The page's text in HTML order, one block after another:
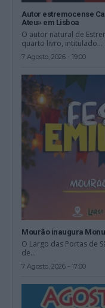
Autor estremocense
Ateu» em Lisboa
O autor natural de
quarto livro, intitulado...
7 Agosto, 2026 - 19:00
Mourão inaugura
O Largo das Portas de
de...
7 Agosto, 2026 - 17:00